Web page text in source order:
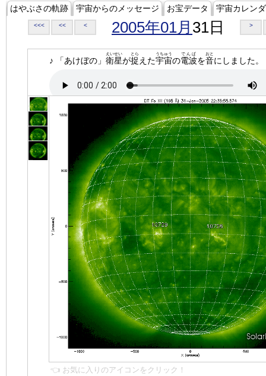
はやぶさの軌跡 宇宙からのメッセージ お宝データ 宇宙カレン
<<< << < 2005年01月 31日 >
♪ 「あけぼの」 衛星
えいせい
が捉
とら
えた宇宙
うちゅう
の電波
でんぱ
を音
おと
にしました。
👈 お気に入りのアイコンをクリック！